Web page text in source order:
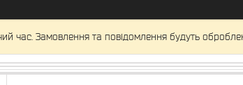
час. Замовлення та повідомлення будуть